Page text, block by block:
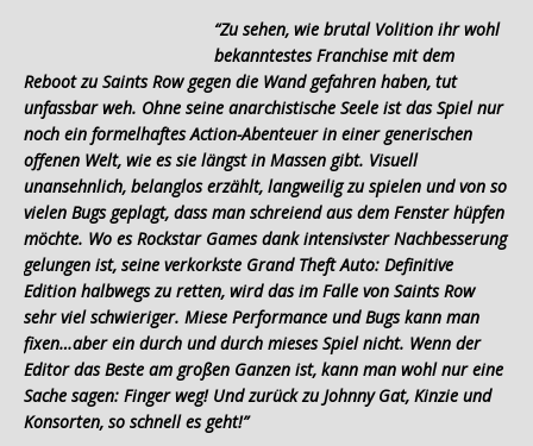
“Zu sehen, wie brutal Volition ihr wohl
bekanntestes Franchise mit dem
Reboot zu Saints Row gegen die Wand gefahren haben, tut
unfassbar weh. Ohne seine anarchistische Seele ist das Spiel nur
noch ein formelhaftes Action-Abenteuer in einer generischen
offenen Welt, wie es sie längst in Massen gibt. Visuell
unansehnlich, belanglos erzählt, langweilig zu spielen und von so
vielen Bugs geplagt, dass man schreiend aus dem Fenster hüpfen
möchte. Wo es Rockstar Games dank intensivster Nachbesserung
gelungen ist, seine verkorkste Grand Theft Auto: Definitive
Edition halbwegs zu retten, wird das im Falle von Saints Row
sehr viel schwieriger. Miese Performance und Bugs kann man
fixen…aber ein durch und durch mieses Spiel nicht. Wenn der
Editor das Beste am großen Ganzen ist, kann man wohl nur eine
Sache sagen: Finger weg! Und zurück zu Johnny Gat, Kinzie und
Konsorten, so schnell es geht!”